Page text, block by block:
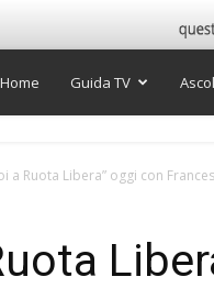
Home Guida TV
a Ruota Libera” oggi con